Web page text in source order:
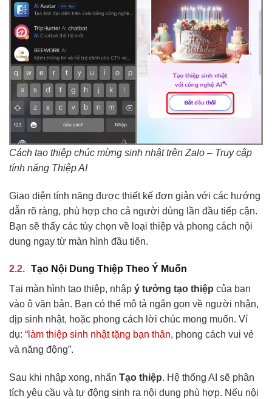
Cách tạo thiệp chúc mừng sinh nhật trên Zalo – Truy cập
tính năng Thiệp AI
Giao diện tính năng được thiết kế đơn giản với các hướng
dẫn rõ ràng, phù hợp cho cả người dùng lần đầu tiếp cận.
Bạn sẽ thấy các tùy chọn về loại thiệp và phong cách nội
dung ngay từ màn hình đầu tiên.
Tạo Nội Dung Thiệp Theo Ý Muốn
Tại màn hình tạo thiệp, nhập ý tưởng tạo thiệp của bạn
vào ô văn bản. Bạn có thể mô tả ngắn gọn về người nhận,
dịp sinh nhật, hoặc phong cách lời chúc mong muốn. Ví
dụ: “ làm thiệp sinh nhật tặng bạn thân, phong cách vui vẻ
và năng động”.
Sau khi nhập xong, nhấn Tạo thiệp. Hệ thống AI sẽ phân
tích yêu cầu và tự động sinh ra nội dung phù hợp. Nếu nội